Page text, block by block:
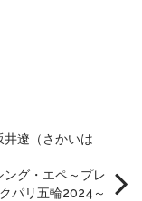
遼（さかいは
グ・エペ～プレ
パリ五輪2024～